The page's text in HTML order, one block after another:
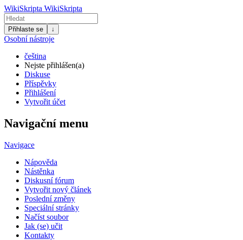
WikiSkripta WikiSkripta
Přihlaste se ↓
Osobní nástroje
čeština
Nejste přihlášen(a)
Diskuse
Příspěvky
Přihlášení
Vytvořit účet
Navigační menu
Navigace
Nápověda
Nástěnka
Diskusní fórum
Vytvořit nový článek
Poslední změny
Speciální stránky
Načíst soubor
Jak (se) učit
Kontakty